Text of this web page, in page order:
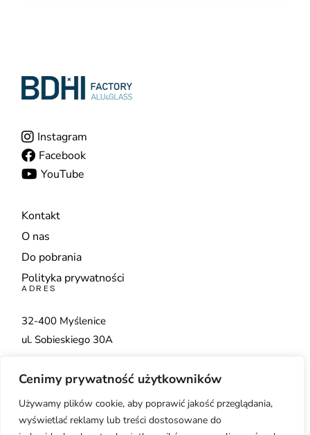
Cenimy prywatność użytkowników
Używamy plików cookie, aby poprawić jakość przeglądania,
wyświetlać reklamy lub treści dostosowane do
Instagram
Facebook
YouTube
Kontakt
O nas
Do pobrania
Polityka prywatności
ADRES
32-400 Myślenice
ul. Sobieskiego 30A
biuro@bdhi.eu